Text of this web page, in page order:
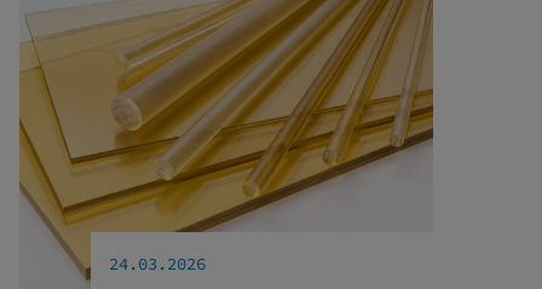
24.03.2026
Zustimmung mehr.
Eingebettete Inhalte